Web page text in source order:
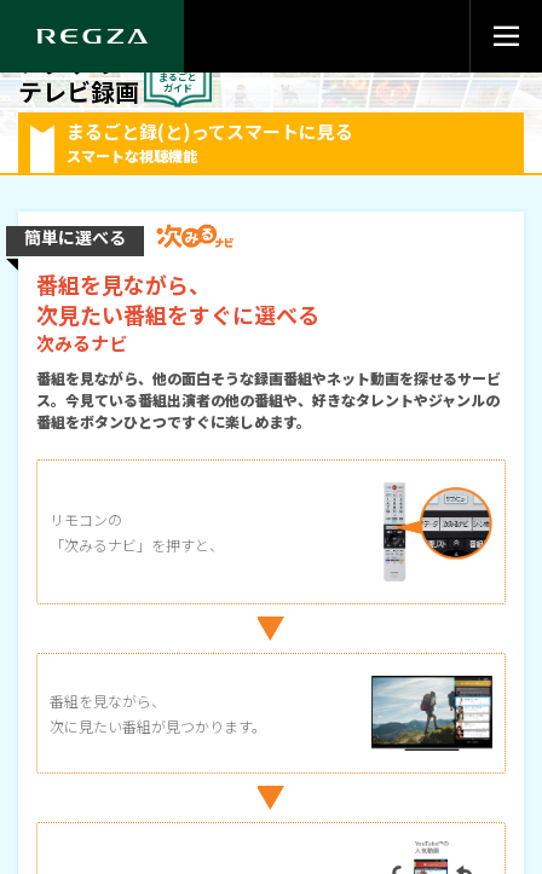
テレビ録画
まるごと録(と)ってスマートに見る
スマートな視聴機能
簡単に選べる
番組を見ながら、
次見たい番組をすぐに選べる
次みるナビ
番組を見ながら、他の面白そうな録画番組やネット動画を探せるサービ
ス。今見ている番組出演者の他の番組や、好きなタレントやジャンルの
番組をボタンひとつですぐに楽しめます。
リモコンの
「次みるナビ」を押すと、
番組を見ながら、
次に見たい番組が見つかります。